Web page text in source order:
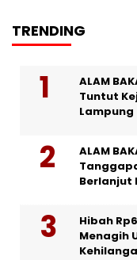
TRENDING
ALAM
Tuntut
Lampung
ALAM
Berlanjut
Hibah
Menagih